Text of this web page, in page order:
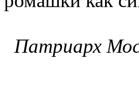
Патриарх